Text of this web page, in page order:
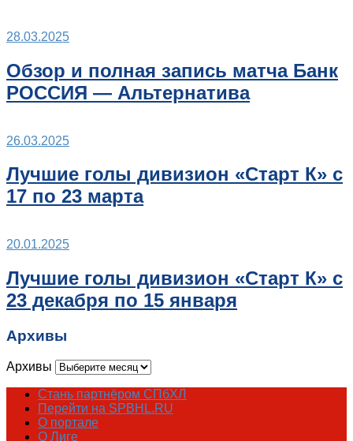
28.03.2025
Обзор и полная запись матча Банк
РОССИЯ — Альтернатива
26.03.2025
Лучшие голы дивизион «Старт К» с
17 по 23 марта
20.01.2025
Лучшие голы дивизион «Старт К» с
23 декабря по 15 января
Архивы
Архивы
Стань партнёром СПбХЛ
Перейти на SPBHL.RU
О портале
О Лиге